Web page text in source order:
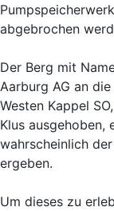
abgebrochen
Der Berg mit
Aarburg AG an
Westen Kappel
Klus
wahrscheinlich
ergeben.
Um dieses zu